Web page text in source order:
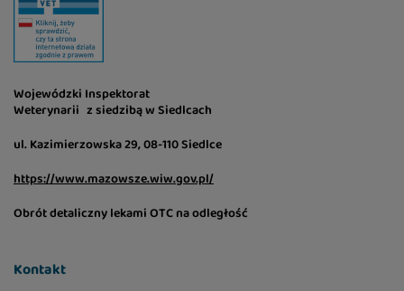
Wojewódzki Inspektorat
Weterynarii z siedzibą w Siedlcach
ul. Kazimierzowska 29, 08-110 Siedlce
https://www.mazowsze.wiw.gov.pl/
Obrót detaliczny lekami OTC na odległość
Kontakt